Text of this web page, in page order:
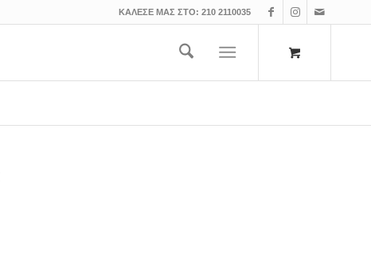
ΚΑΛΕΣΕ ΜΑΣ ΣΤΟ: 210 2110035